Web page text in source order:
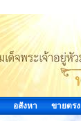
อสังหา ขายตรง